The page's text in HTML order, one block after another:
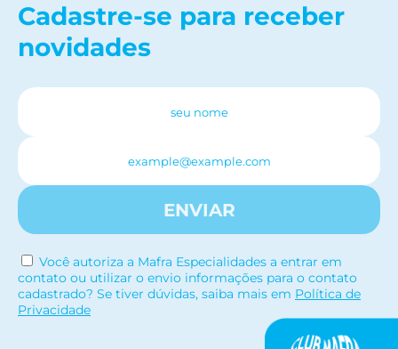
Cadastre-se para receber
novidades
ENVIAR
Você autoriza a Mafra Especialidades a entrar em
contato ou utilizar o envio informações para o contato
cadastrado? Se tiver dúvidas, saiba mais em Política de
Privacidade